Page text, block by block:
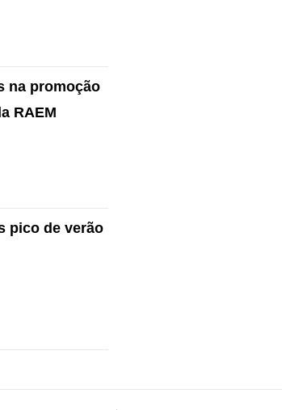
na promoção
RAEM
pico de verão